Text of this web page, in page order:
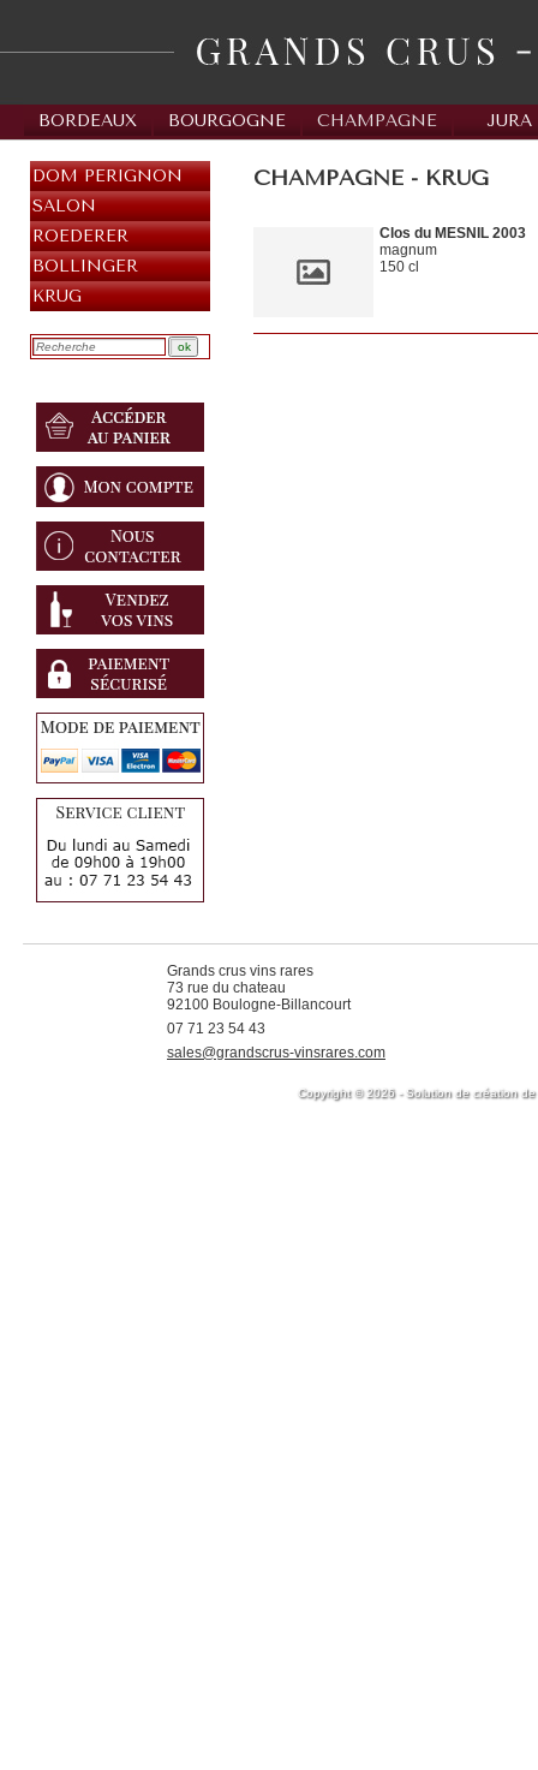
BORDEAUX BOURGOGNE CHAMPAGNE JURA
DOM PERIGNON
SALON
ROEDERER
BOLLINGER
KRUG
CHAMPAGNE - KRUG
Clos du MESNIL 2003
magnum
150 cl
Grands crus vins rares
73 rue du chateau
92100 Boulogne-Billancourt
07 71 23 54 43
sales@grandscrus-vinsrares.com
Copyright © 2026 - Solution de création